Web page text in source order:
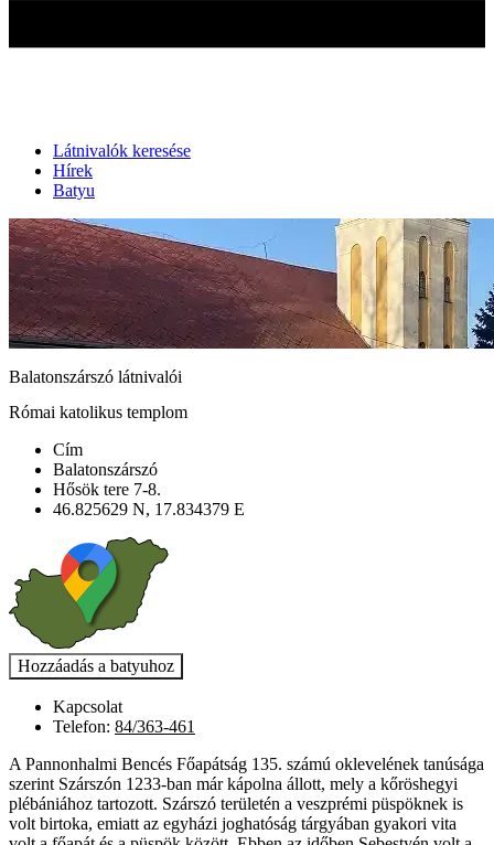
Látnivalók keresése
Hírek
Batyu
Balatonszárszó látnivalói
Római katolikus templom
Cím
Balatonszárszó
Hősök tere 7-8.
46.825629 N, 17.834379 E
Kapcsolat
Telefon: 84/363-461
A Pannonhalmi Bencés Főapátság 135. számú oklevelének tanúsága
szerint Szárszón 1233-ban már kápolna állott, mely a kőröshegyi
plébániához tartozott. Szárszó területén a veszprémi püspöknek is
volt birtoka, emiatt az egyházi joghatóság tárgyában gyakori vita